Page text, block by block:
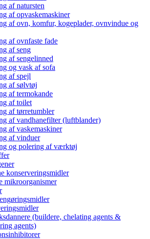
af natursten
af opvaskemaskiner
af ovn, komfur, kogeplader, ovnvindue og
af ovnfaste fade
af seng
af sengelinned
og vask af sofa
af spejl
af sølvtøj
af termokande
af toilet
af tørretumbler
af vandhanefilter (luftblander)
af vaskemaskiner
af vinduer
og polering af værktøj
konserveringsmidler
mikroorganismer
(buildere, chelating agents &
agents)